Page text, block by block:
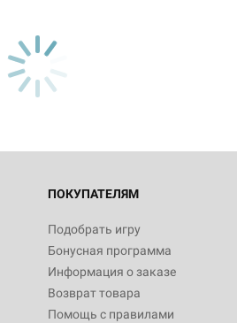
ПОКУПАТЕЛЯМ
Подобрать игру
Бонусная программа
Информация о заказе
Возврат товара
Помощь с правилами